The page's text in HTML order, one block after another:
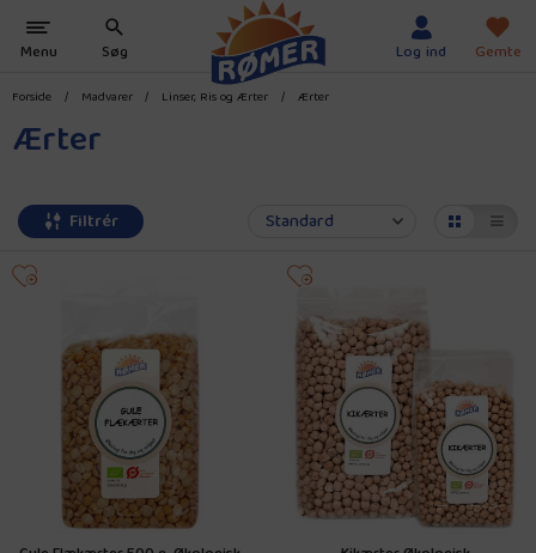
Forside / Madvarer / Linser, Ris og Ærter / Ærter
Ærter
Filtrér